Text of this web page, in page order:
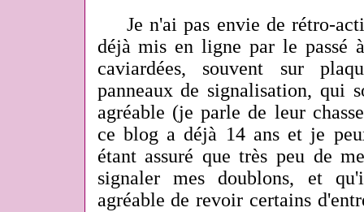
Je n'ai pas envie de rétro-
déjà mis en ligne par le passé
caviardées, souvent sur
panneaux de signalisation, qui
agréable (je parle de leur
ce blog a déjà 14 ans et je
étant assuré que très peu de
signaler mes doublons, et
agréable de revoir certains